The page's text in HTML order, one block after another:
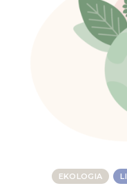
EKOLOGIA